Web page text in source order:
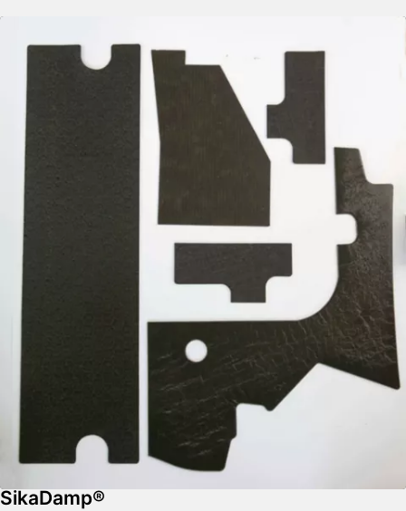
SikaDamp®